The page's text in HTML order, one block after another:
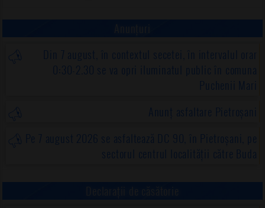
Din 7 august, în contextul secetei, în intervalul orar
0:30-2.30 se va opri iluminatul public în comuna
Puchenii Mari
Anunț asfaltare Pietroșani
Pe 7 august 2026 se asfaltează DC 90, în Pietroșani, pe
sectorul centrul localității către Buda